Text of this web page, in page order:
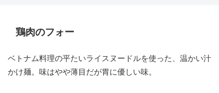
鶏肉のフォー
ベトナム料理の平たいライスヌードルを使った、温かい汁
かけ麺。味はやや薄目だが胃に優しい味。